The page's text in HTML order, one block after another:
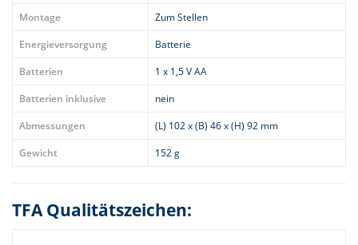
Montage
Zum Stellen
Energieversorgung
Batterie
Batterien
1 x 1,5 V AA
Batterien inklusive
nein
Abmessungen
(L) 102 x (B) 46 x (H) 92 mm
Gewicht
152 g
TFA Qualitätszeichen: